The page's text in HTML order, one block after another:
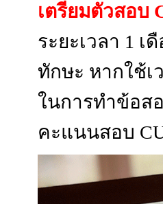
เตรียมตัวสอบ
ระยะเวลา 1
ทักษะ หากใช้เ
ในการทำข้อส
คะแนนสอบ